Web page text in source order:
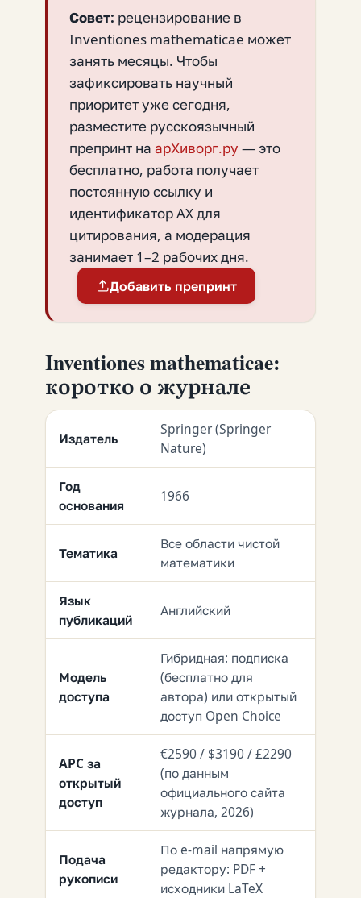
Совет: рецензирование в
Inventiones mathematicae может
занять месяцы. Чтобы
зафиксировать научный
приоритет уже сегодня,
разместите русскоязычный
препринт на арХиворг.ру — это
бесплатно, работа получает
постоянную ссылку и
идентификатор AX для
цитирования, а модерация
занимает 1–2 рабочих дня.
Добавить препринт
Inventiones mathematicae:
коротко о журнале
Издатель
Springer (Springer
Nature)
Год
основания
1966
Тематика
Все области чистой
математики
Язык
публикаций
Английский
Модель
доступа
Гибридная: подписка
(бесплатно для
автора) или открытый
доступ Open Choice
APC за
открытый
доступ
€2590 / $3190 / £2290
(по данным
официального сайта
журнала, 2026)
Подача
рукописи
По e-mail напрямую
редактору: PDF +
исходники LaTeX